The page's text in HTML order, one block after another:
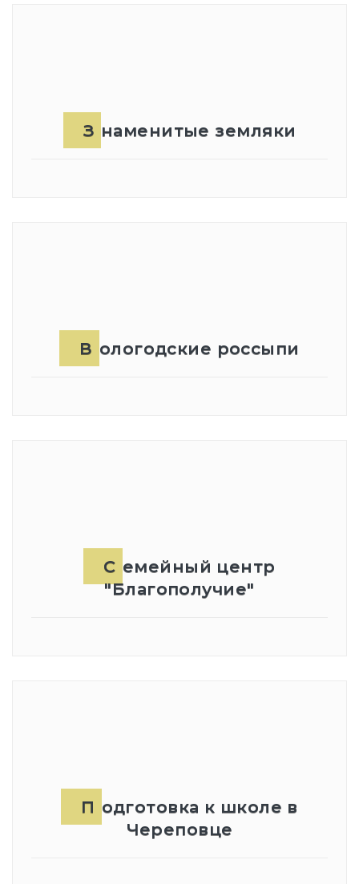
Знаменитые земляки
Вологодские россыпи
Семейный центр
"Благополучие"
Подготовка к школе в
Череповце